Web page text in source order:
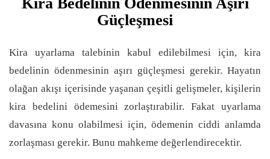
Güçleşmesi
Kira uyarlama talebinin kabul edilebilmesi için, kira
bedelinin ödenmesinin aşırı güçleşmesi gerekir. Hayatın
olağan akışı içerisinde yaşanan çeşitli gelişmeler, kişilerin
kira bedelini ödemesini zorlaştırabilir. Fakat uyarlama
davasına konu olabilmesi için, ödemenin ciddi anlamda
zorlaşması gerekir. Bunu mahkeme değerlendirecektir.